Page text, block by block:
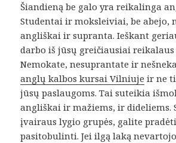
Šiandieną be galo yra reikalinga
Studentai ir moksleiviai, be abejo,
angliškai ir supranta. Ieškant
darbo iš jūsų greičiausiai
Nemokate, nesuprantate ir
anglų kalbos kursai Vilniuje ir ne
jūsų paslaugoms. Tai suteikia
angliškai ir mažiems, ir dideliems.
įvairaus lygio grupės, galite
pasitobulinti. Jei ilgą laką